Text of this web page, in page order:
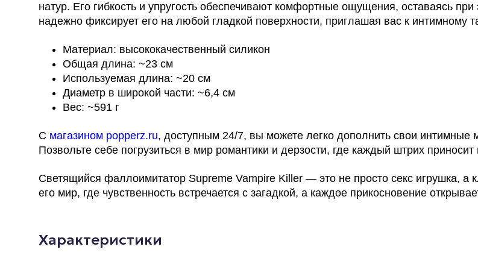
натур. Его гибкость и упругость обеспечивают комфортные ощущения, оставаясь
надежно фиксирует его на любой гладкой поверхности, приглашая вас к интимному
Материал: высококачественный силикон
Общая длина: ~23 см
Используемая длина: ~20 см
Диаметр в широкой части: ~6,4 см
Вес: ~591 г
С магазином popperz.ru, доступным 24/7, вы можете легко дополнить свои
Позвольте себе погрузиться в мир романтики и дерзости, где каждый штрих
Светящийся фаллоимитатор Supreme Vampire Killer — это не просто секс игрушка,
его мир, где чувственность встречается с загадкой, а каждое прикосновение
Характеристики